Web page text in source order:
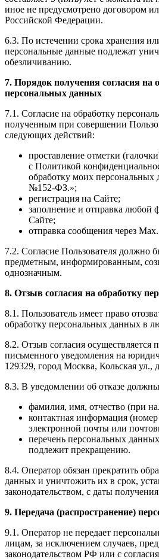
иное не предусмотрено договором
Российской Федерации.
6.3. По истечении срока хранения
персональные данные подлежат
обезличиванию.
7. Порядок получения согласия на
персональных данных
7.1. Согласие на обработку
полученным при совершении
следующих действий:
проставление отметки
с Политикой
обработку моих персональных
№152-ФЗ.»;
регистрация на Сайте;
заполнение и отправка любой
Сайте;
отправка сообщения через Max.
7.2. Согласие Пользователя должно
предметным, информированным,
однозначным.
8. Отзыв согласия на обработку
8.1. Пользователь имеет право
обработку персональных данных в
8.2. Отзыв согласия осуществляется
письменного уведомления на
129329, город Москва, Кольская ул.,
8.3. В уведомлении об отказе
фамилия, имя, отчество (при
контактная информация (номер
электронной почты или
перечень персональных
подлежит прекращению.
8.4. Оператор обязан прекратить
данных и уничтожить их в срок,
законодательством, с даты
9. Передача (распространение)
9.1. Оператор не передает
лицам, за исключением случаев,
законодательством РФ или с